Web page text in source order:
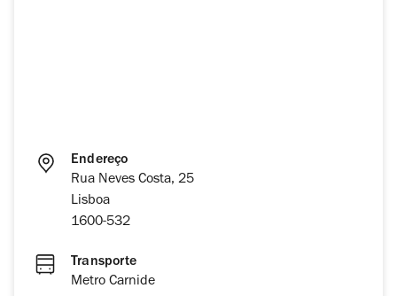
Endereço
Rua Neves Costa, 25
Lisboa
1600-532
Transporte
Metro Carnide